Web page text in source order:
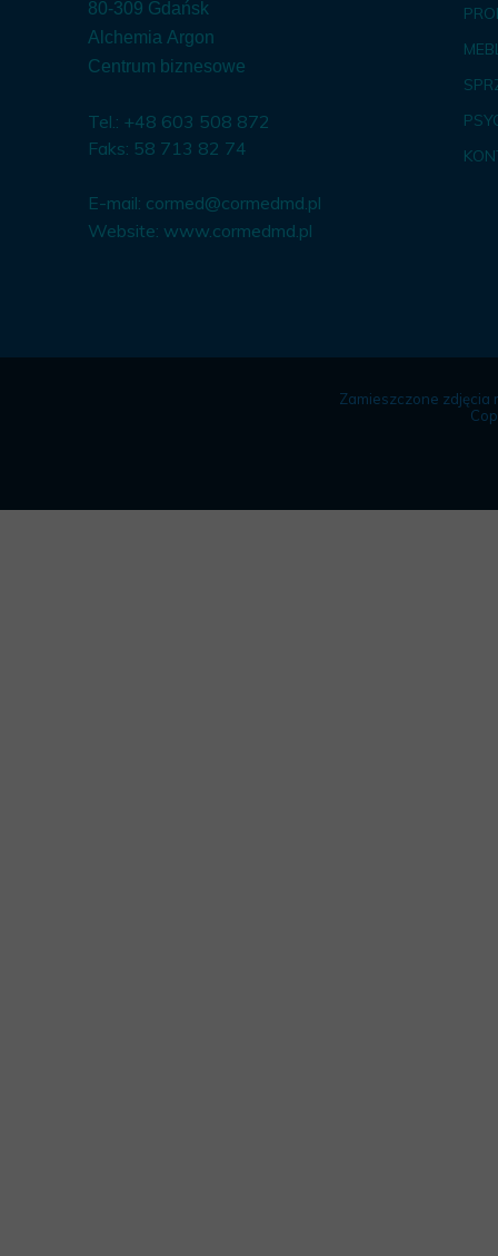
80-309 Gdańsk
Alchemia Argon
Centrum biznesowe
Tel.: +48 603 508 872
Faks: 58 713 82 74
E-mail: cormed@cormedmd.pl
Website: www.cormedmd.pl
Zamieszczone